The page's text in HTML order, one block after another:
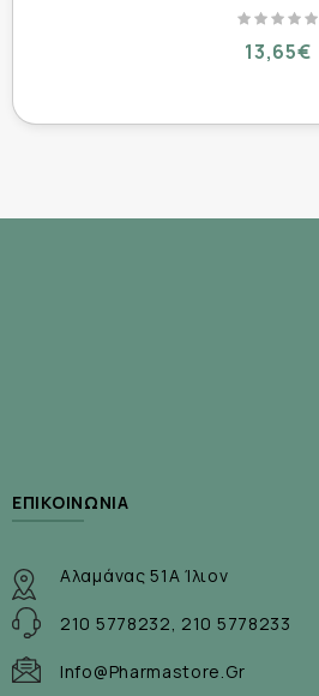
13,65€
ΕΠΙΚΟΙΝΩΝΊΑ
Αλαμάνας 51Α Ίλιον
210 5778232, 210 5778233
Info@pharmastore.gr